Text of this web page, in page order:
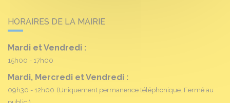
HORAIRES DE LA MAIRIE
Mardi et Vendredi :
15h00 - 17h00
Mardi, Mercredi et Vendredi :
09h30 - 12h00 (Uniquement permanence téléphonique. Fermé au